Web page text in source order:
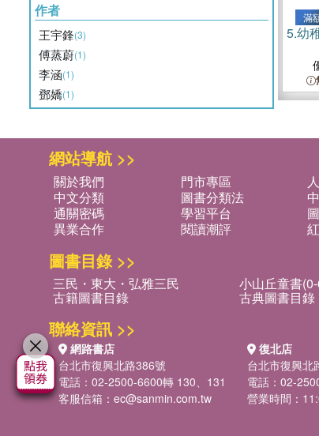
作者
王宇鋒(3)
傅蒸蔚(1)
李涵(1)
鄧嬌(1)
滿
5.幼
網站導航 >>
關於我們 門市專區
中文分類
圖書分類法
通關密碼
學習平台
異業合作
閱讀潮評
圖書目錄 >>
三民・東大・弘雅三民 小山丘童書
古籍圖書目錄 古典圖書目錄
聯絡資訊 >>
網路書店
台北市復興北路386號
電話：02-2500-6600轉 130、131
客服信箱： ec@sanmin.com.tw
復北店
台北市復興北
電話：02-
營業時間：